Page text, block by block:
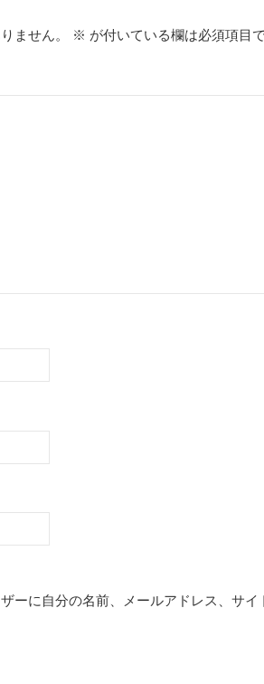
ません。 ※ が付いている欄は必須項目
ーに自分の名前、メールアドレス、サイ